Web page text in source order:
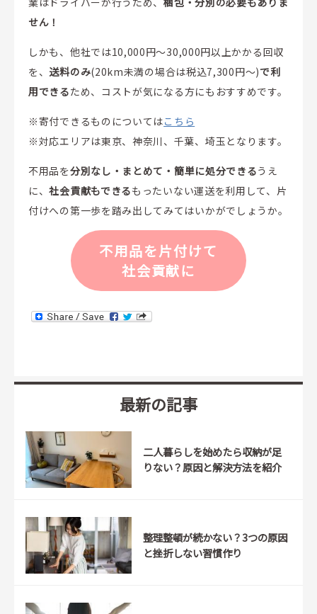
せん！
しかも、他社では10,000円～30,000円以上かかる回収
を、 送料のみ(20km未満の場合は税込7,300円～)で利
用できるため、コストが気になる方にもおすすめです。
※寄付できるものについてはこちら
※対応エリアは東京、神奈川、千葉、埼玉となります。
不用品を分別なし・まとめて・簡単に処分できるうえ
に、社会貢献もできるもったいない運送を利用して、片
付けへの第一歩を踏み出してみてはいかがでしょうか。
不用品を片付けて
社会貢献に
最新の記事
二人暮らしを始めたら収納が足
りない？原因と解決方法を紹介
整理整頓が続かない？3つの原因
と挫折しない習慣作り